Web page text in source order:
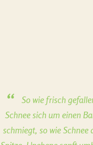
So wie frisch
Schnee sich um einen
schmiegt, so wie Schnee